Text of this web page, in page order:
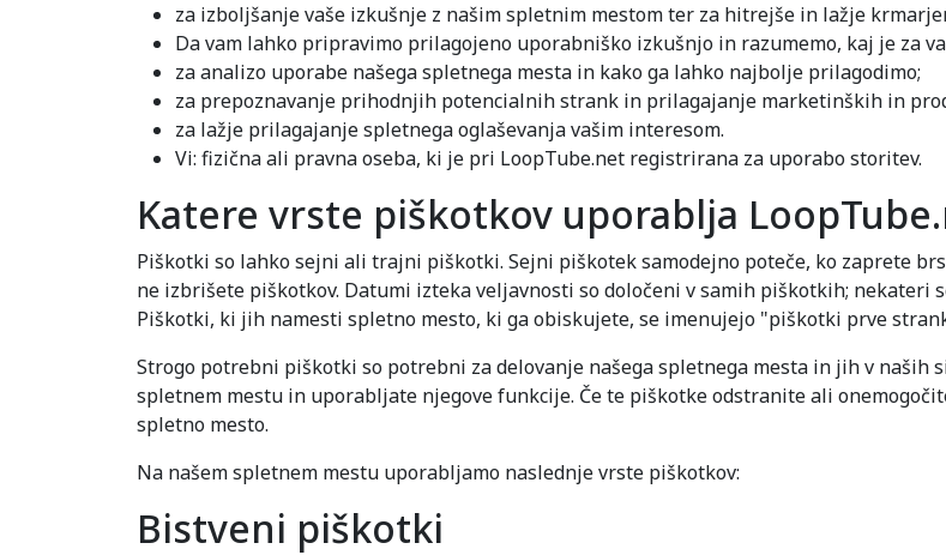
za izboljšanje vaše izkušnje z našim spletnim mestom ter za hitrejše in lažje
Da vam lahko pripravimo prilagojeno uporabniško izkušnjo in razumemo, kaj je za
za analizo uporabe našega spletnega mesta in kako ga lahko najbolje prilagodimo;
za prepoznavanje prihodnjih potencialnih strank in prilagajanje marketinških in
za lažje prilagajanje spletnega oglaševanja vašim interesom.
Vi: fizična ali pravna oseba, ki je pri LoopTube.net registrirana za uporabo storitev.
Katere vrste piškotkov uporablja
Piškotki so lahko sejni ali trajni piškotki. Sejni piškotek samodejno poteče, ko zaprete
ne izbrišete piškotkov. Datumi izteka veljavnosti so določeni v samih piškotkih; nekateri
Piškotki, ki jih namesti spletno mesto, ki ga obiskujete, se imenujejo "piškotki prve
Strogo potrebni piškotki so potrebni za delovanje našega spletnega mesta in jih v
spletnem mestu in uporabljate njegove funkcije. Če te piškotke odstranite ali
spletno mesto.
Na našem spletnem mestu uporabljamo naslednje vrste piškotkov:
Bistveni piškotki